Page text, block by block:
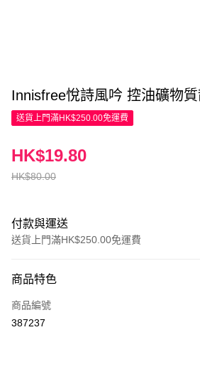
Innisfree悅詩風吟 控油礦物
送貨上門滿HK$250.00免運費
HK$80.00
HK$19.80
付款與運送
送貨上門滿HK$250.00免運費
信用卡
Apple Pay
商品特色
商品編號
387237